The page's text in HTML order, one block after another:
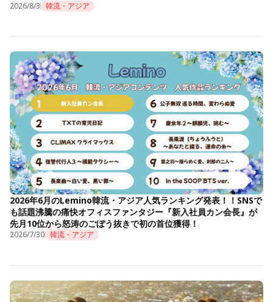
2026/8/3 韓流・アジア
2026年6月のLemino韓流・アジア人気ランキング発表！！SNSで
も話題沸騰の痛快オフィスファンタジー『新入社員カン会長』が
先月10位から怒涛のごぼう抜きで初の首位獲得！
2026/7/30 韓流・アジア